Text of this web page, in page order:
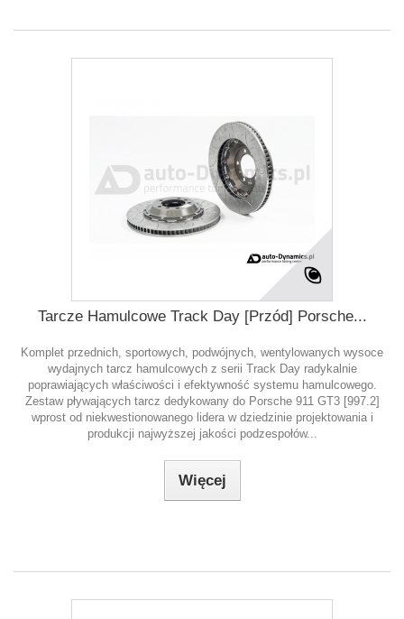
Tarcze Hamulcowe Track Day [Przód] Porsche...
Komplet przednich, sportowych, podwójnych, wentylowanych wysoce
wydajnych tarcz hamulcowych z serii Track Day radykalnie
poprawiających właściwości i efektywność systemu hamulcowego.
Zestaw pływających tarcz dedykowany do Porsche 911 GT3 [997.2]
wprost od niekwestionowanego lidera w dziedzinie projektowania i
produkcji najwyższej jakości podzespołów...
Więcej